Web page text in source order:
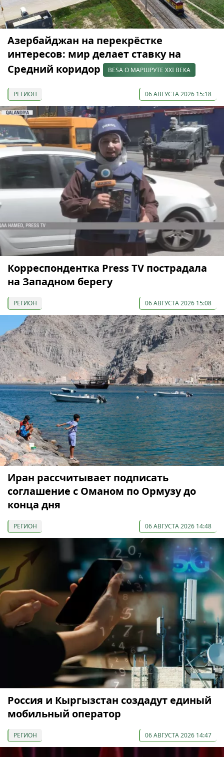
Азербайджан на перекрёстке
интересов: мир делает ставку на
Средний коридор
BESA О МАРШРУТЕ XXI ВЕКА
РЕГИОН 06 АВГУСТА 2026 15:18
Корреспондентка Press TV пострадала
на Западном берегу
РЕГИОН 06 АВГУСТА 2026 15:08
Иран рассчитывает подписать
соглашение с Оманом по Ормузу до
конца дня
РЕГИОН 06 АВГУСТА 2026 14:48
Россия и Кыргызстан создадут единый
мобильный оператор
РЕГИОН 06 АВГУСТА 2026 14:47